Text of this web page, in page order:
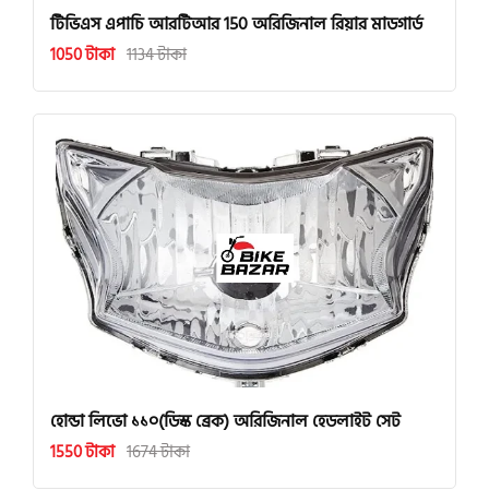
টিভিএস এপাচি আরটিআর 150 অরিজিনাল রিয়ার মাডগার্ড
1050 টাকা 1134 টাকা
হোন্ডা লিভো ১১০(ডিস্ক ব্রেক) অরিজিনাল হেডলাইট সেট
1550 টাকা 1674 টাকা